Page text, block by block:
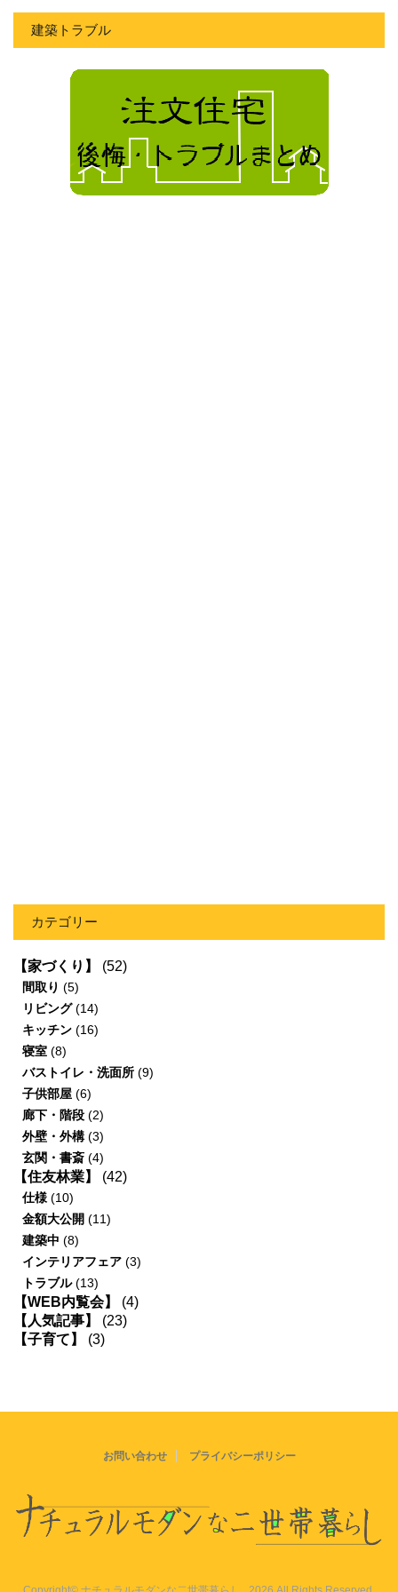
建築トラブル
カテゴリー
【家づくり】 (52)
間取り (5)
リビング(14)
キッチン (16)
寝室 (8)
バストイレ・洗面所 (9)
子供部屋 (6)
廊下・階段 (2)
外壁・外構(3)
玄関・書斎 (4)
【住友林業】 (42)
仕様 (10)
金額大公開 (11)
建築中 (8)
インテリアフェア (3)
トラブル(13)
【WEB内覧会】
(4)
【人気記事】
(23)
【子育て】
(3)
お問い合わせ プライバシーポリシー